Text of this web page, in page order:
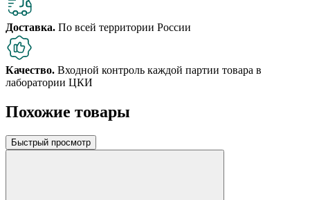
Доставка. По всей территории России
Качество. Входной контроль каждой партии товара в
лаборатории ЦКИ
Похожие товары
Быстрый просмотр